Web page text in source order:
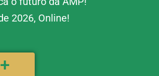
2026, Online!